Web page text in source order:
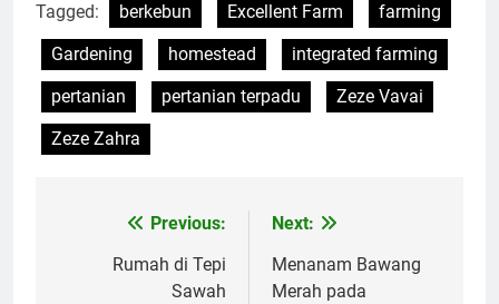
Tagged: berkebun Excellent Farm
farming
Gardening
homestead
integrated farming
pertanian
pertanian terpadu
Zeze Vavai
Zeze Zahra
navigation
Previous:
Rumah di Tepi
Sawah
Next:
Menanam Bawang
Merah pada